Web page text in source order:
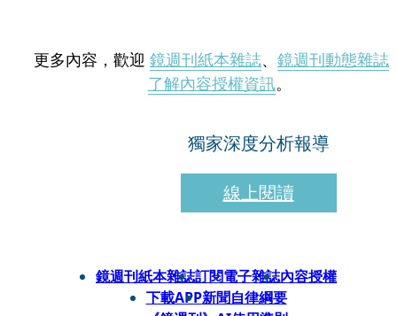
更多內容，歡迎 鏡週刊紙本雜誌、 鏡週刊動態雜誌
了解內容授權資訊。
獨家深度分析報導
線上閱讀
鏡週刊紙本雜誌訂閱電子雜誌內容授權
下載APP新聞自律綱要